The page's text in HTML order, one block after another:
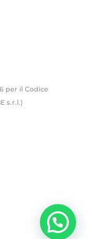
per il Codice
s.r.l.)